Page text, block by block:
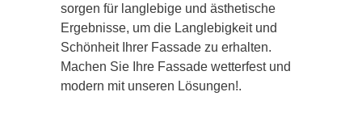
sorgen für langlebige und ästhetische
Ergebnisse, um die Langlebigkeit und
Schönheit Ihrer Fassade zu erhalten.
Machen Sie Ihre Fassade wetterfest und
modern mit unseren Lösungen!.